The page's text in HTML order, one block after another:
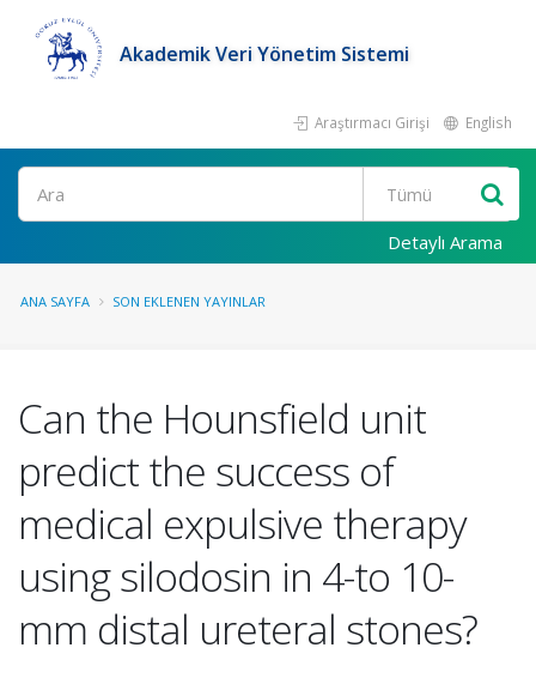
Akademik Veri Yönetim Sistemi
Araştırmacı Girişi English
Ara
Detaylı Arama
ANA SAYFA SON EKLENEN YAYINLAR
Can the Hounsfield unit
predict the success of
medical expulsive therapy
using silodosin in 4-to 10-
mm distal ureteral stones?